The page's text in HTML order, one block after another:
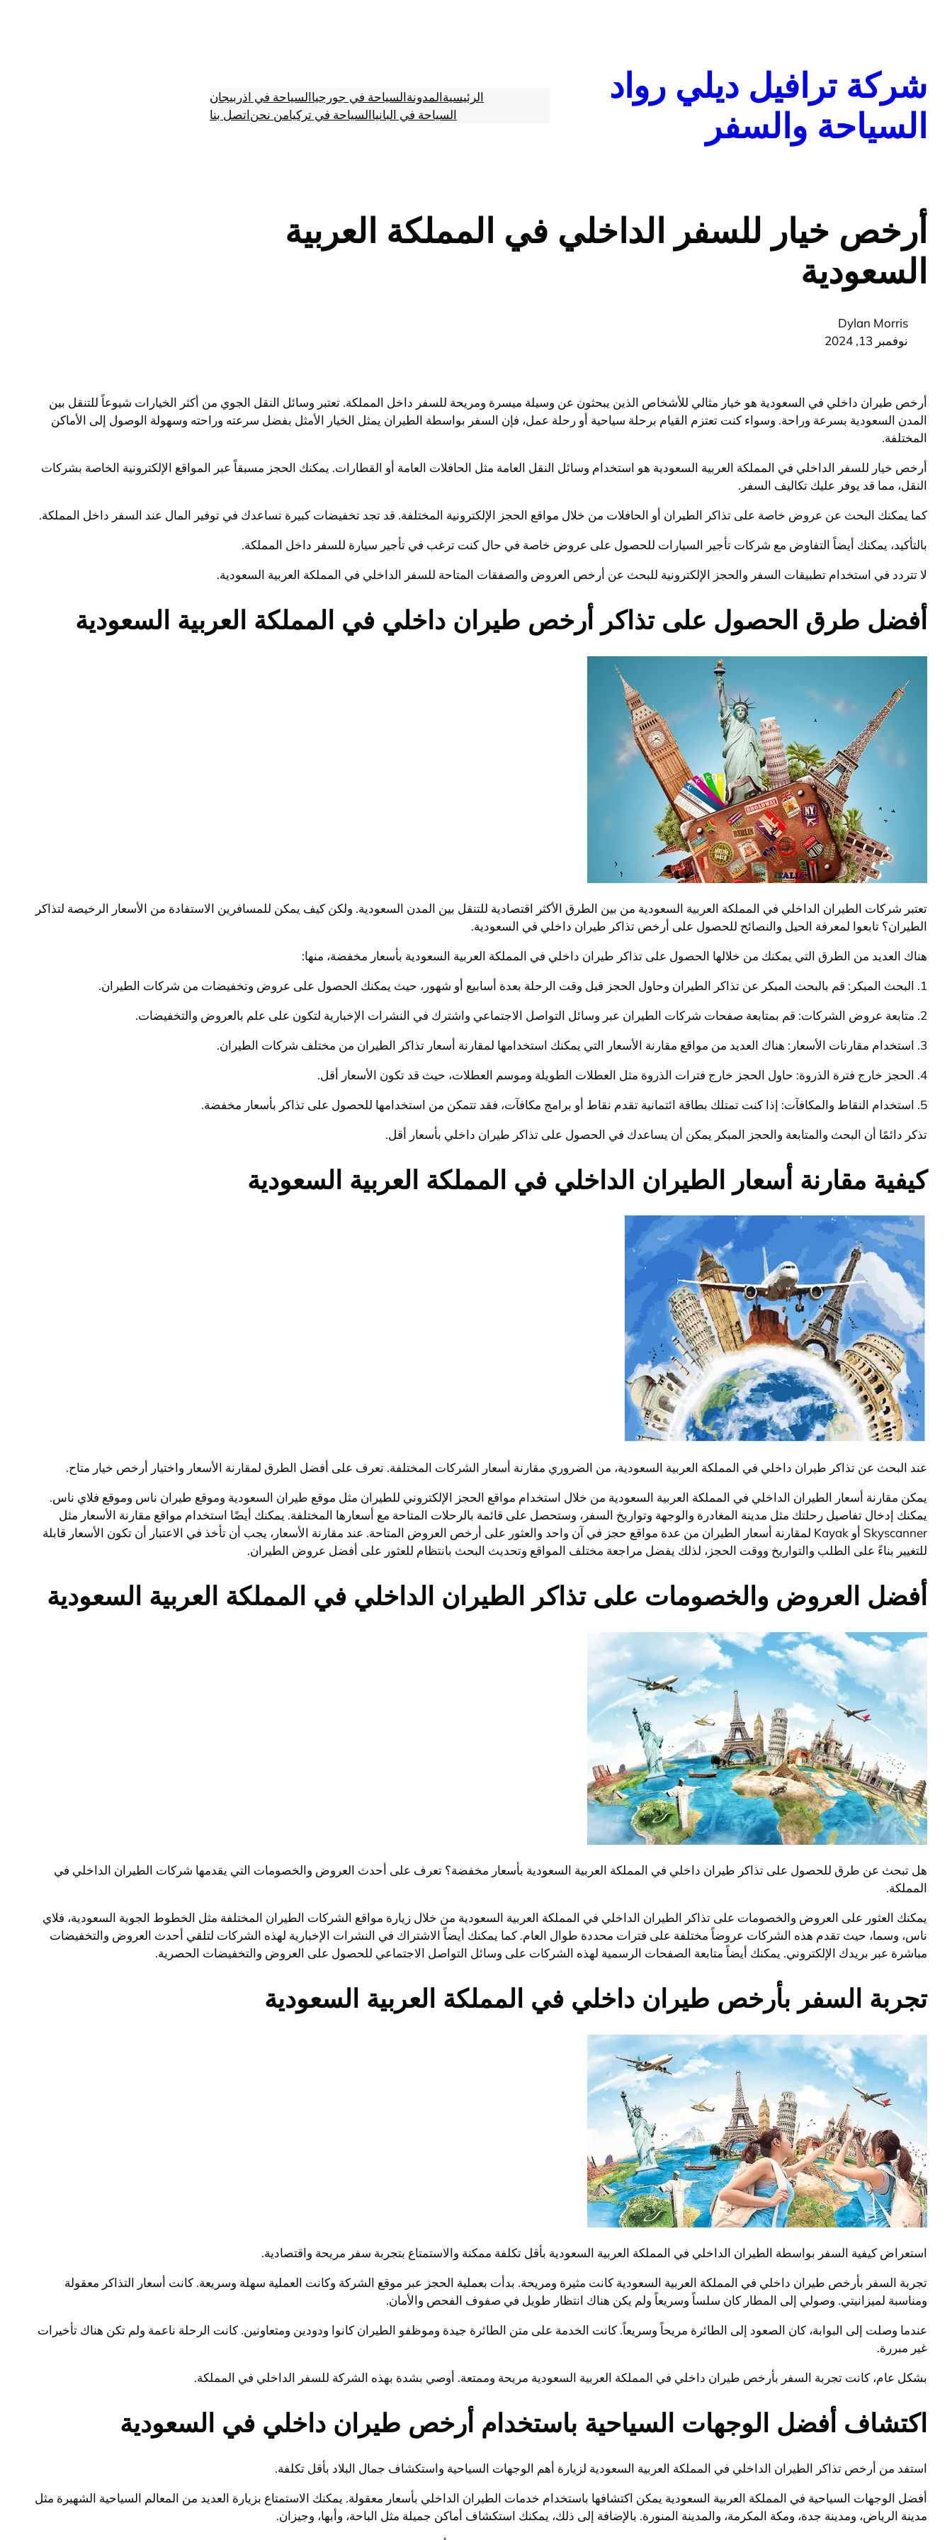
شركة ترافيل ديلي رواد
السياحة والسفر
الرئيسيةالمدونةالسياحة في جورجياالسياحة في اذربيجان
السياحة في البانياالسياحة في تركيامن نحناتصل بنا
أرخص خيار للسفر الداخلي في المملكة العربية
السعودية
Dylan Morris
نوفمبر 13, 2024
أرخص طيران داخلي في السعودية هو خيار مثالي للأشخاص الذين يبحثون عن وسيلة ميسرة ومريحة للسفر داخل المملكة. تعتبر وسائل النقل الجوي من أكثر الخيارات شيوعاً للتنقل بين
المدن السعودية بسرعة وراحة. وسواء كنت تعتزم القيام برحلة سياحية أو رحلة عمل، فإن السفر بواسطة الطيران يمثل الخيار الأمثل بفضل سرعته وراحته وسهولة الوصول إلى الأماكن
المختلفة.
أرخص خيار للسفر الداخلي في المملكة العربية السعودية هو استخدام وسائل النقل العامة مثل الحافلات العامة أو القطارات. يمكنك الحجز مسبقاً عبر المواقع الإلكترونية الخاصة بشركات
النقل، مما قد يوفر عليك تكاليف السفر.
كما يمكنك البحث عن عروض خاصة على تذاكر الطيران أو الحافلات من خلال مواقع الحجز الإلكترونية المختلفة. قد تجد تخفيضات كبيرة تساعدك في توفير المال عند السفر داخل المملكة.
بالتأكيد، يمكنك أيضاً التفاوض مع شركات تأجير السيارات للحصول على عروض خاصة في حال كنت ترغب في تأجير سيارة للسفر داخل المملكة.
لا تتردد في استخدام تطبيقات السفر والحجز الإلكترونية للبحث عن أرخص العروض والصفقات المتاحة للسفر الداخلي في المملكة العربية السعودية.
أفضل طرق الحصول على تذاكر أرخص طيران داخلي في المملكة العربية السعودية
تعتبر شركات الطيران الداخلي في المملكة العربية السعودية من بين الطرق الأكثر اقتصادية للتنقل بين المدن السعودية. ولكن كيف يمكن للمسافرين الاستفادة من الأسعار الرخيصة لتذاكر
الطيران؟ تابعوا لمعرفة الحيل والنصائح للحصول على أرخص تذاكر طيران داخلي في السعودية.
هناك العديد من الطرق التي يمكنك من خلالها الحصول على تذاكر طيران داخلي في المملكة العربية السعودية بأسعار مخفضة، منها:
1. البحث المبكر: قم بالبحث المبكر عن تذاكر الطيران وحاول الحجز قبل وقت الرحلة بعدة أسابيع أو شهور، حيث يمكنك الحصول على عروض وتخفيضات من شركات الطيران.
2. متابعة عروض الشركات: قم بمتابعة صفحات شركات الطيران عبر وسائل التواصل الاجتماعي واشترك في النشرات الإخبارية لتكون على علم بالعروض والتخفيضات.
3. استخدام مقارنات الأسعار: هناك العديد من مواقع مقارنة الأسعار التي يمكنك استخدامها لمقارنة أسعار تذاكر الطيران من مختلف شركات الطيران.
4. الحجز خارج فترة الذروة: حاول الحجز خارج فترات الذروة مثل العطلات الطويلة وموسم العطلات، حيث قد تكون الأسعار أقل.
5. استخدام النقاط والمكافآت: إذا كنت تمتلك بطاقة ائتمانية تقدم نقاط أو برامج مكافآت، فقد تتمكن من استخدامها للحصول على تذاكر بأسعار مخفضة.
تذكر دائمًا أن البحث والمتابعة والحجز المبكر يمكن أن يساعدك في الحصول على تذاكر طيران داخلي بأسعار أقل.
كيفية مقارنة أسعار الطيران الداخلي في المملكة العربية السعودية
عند البحث عن تذاكر طيران داخلي في المملكة العربية السعودية، من الضروري مقارنة أسعار الشركات المختلفة. تعرف على أفضل الطرق لمقارنة الأسعار واختيار أرخص خيار متاح.
يمكن مقارنة أسعار الطيران الداخلي في المملكة العربية السعودية من خلال استخدام مواقع الحجز الإلكتروني للطيران مثل موقع طيران السعودية وموقع طيران ناس وموقع فلاي ناس.
يمكنك إدخال تفاصيل رحلتك مثل مدينة المغادرة والوجهة وتواريخ السفر، وستحصل على قائمة بالرحلات المتاحة مع أسعارها المختلفة. يمكنك أيضًا استخدام مواقع مقارنة الأسعار مثل
Skyscanner أو Kayak لمقارنة أسعار الطيران من عدة مواقع حجز في آن واحد والعثور على أرخص العروض المتاحة. عند مقارنة الأسعار، يجب أن تأخذ في الاعتبار أن تكون الأسعار قابلة
للتغيير بناءً على الطلب والتواريخ ووقت الحجز، لذلك يفضل مراجعة مختلف المواقع وتحديث البحث بانتظام للعثور على أفضل عروض الطيران.
أفضل العروض والخصومات على تذاكر الطيران الداخلي في المملكة العربية السعودية
هل تبحث عن طرق للحصول على تذاكر طيران داخلي في المملكة العربية السعودية بأسعار مخفضة؟ تعرف على أحدث العروض والخصومات التي يقدمها شركات الطيران الداخلي في
المملكة.
يمكنك العثور على العروض والخصومات على تذاكر الطيران الداخلي في المملكة العربية السعودية من خلال زيارة مواقع الشركات الطيران المختلفة مثل الخطوط الجوية السعودية، فلاي
ناس، وسما، حيث تقدم هذه الشركات عروضاً مختلفة على فترات محددة طوال العام. كما يمكنك أيضاً الاشتراك في النشرات الإخبارية لهذه الشركات لتلقي أحدث العروض والتخفيضات
مباشرة عبر بريدك الإلكتروني. يمكنك أيضاً متابعة الصفحات الرسمية لهذه الشركات على وسائل التواصل الاجتماعي للحصول على العروض والتخفيضات الحصرية.
تجربة السفر بأرخص طيران داخلي في المملكة العربية السعودية
استعراض كيفية السفر بواسطة الطيران الداخلي في المملكة العربية السعودية بأقل تكلفة ممكنة والاستمتاع بتجربة سفر مريحة واقتصادية.
تجربة السفر بأرخص طيران داخلي في المملكة العربية السعودية كانت مثيرة ومريحة. بدأت بعملية الحجز عبر موقع الشركة وكانت العملية سهلة وسريعة. كانت أسعار التذاكر معقولة
ومناسبة لميزانيتي. وصولي إلى المطار كان سلساً وسريعاً ولم يكن هناك انتظار طويل في صفوف الفحص والأمان.
عندما وصلت إلى البوابة، كان الصعود إلى الطائرة مريحاً وسريعاً. كانت الخدمة على متن الطائرة جيدة وموظفو الطيران كانوا ودودين ومتعاونين. كانت الرحلة ناعمة ولم تكن هناك تأخيرات
غير مبررة.
بشكل عام، كانت تجربة السفر بأرخص طيران داخلي في المملكة العربية السعودية مريحة وممتعة. أوصي بشدة بهذه الشركة للسفر الداخلي في المملكة.
اكتشاف أفضل الوجهات السياحية باستخدام أرخص طيران داخلي في السعودية
استفد من أرخص تذاكر الطيران الداخلي في المملكة العربية السعودية لزيارة أهم الوجهات السياحية واستكشاف جمال البلاد بأقل تكلفة.
أفضل الوجهات السياحية في المملكة العربية السعودية يمكن اكتشافها باستخدام خدمات الطيران الداخلي بأسعار معقولة. يمكنك الاستمتاع بزيارة العديد من المعالم السياحية الشهيرة مثل
مدينة الرياض، ومدينة جدة، ومكة المكرمة، والمدينة المنورة. بالإضافة إلى ذلك، يمكنك استكشاف أماكن جميلة مثل الباحة، وأبها، وجيزان.